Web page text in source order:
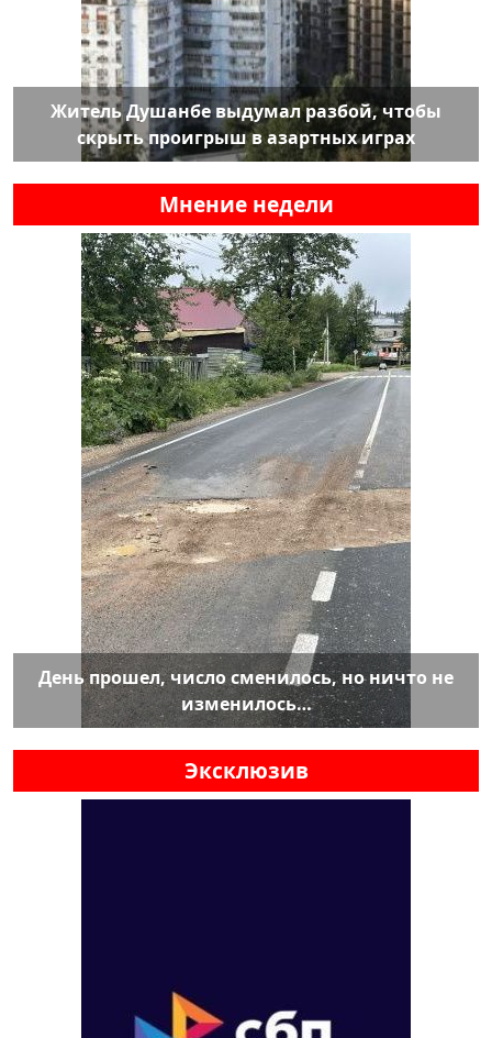
Житель Душанбе выдумал разбой, чтобы
скрыть проигрыш в азартных играх
Мнение недели
День прошел, число сменилось, но ничто не
изменилось…
Эксклюзив